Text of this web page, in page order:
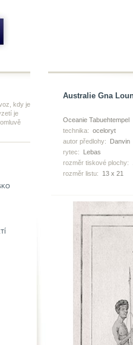
kdy je
je
Australie Gna
Oceanie Tabuehtempel
technika: oceloryt
autor předlohy:
Danvin
rytec:
Lebas
rozměr tiskové plochy:
rozměr listu:
13 x 21